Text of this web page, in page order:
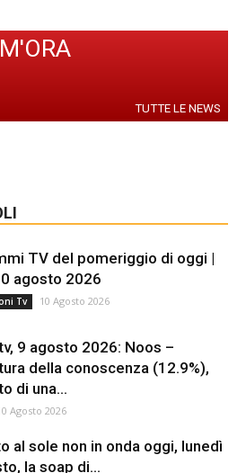
TUTTE LE NEWS
TV del pomeriggio di oggi |
agosto 2026
Tv 10 Agosto 2026
9 agosto 2026: Noos –
della conoscenza (12.9%),
di una...
Agosto 2026
al sole non in onda oggi, lunedì
la soap di...